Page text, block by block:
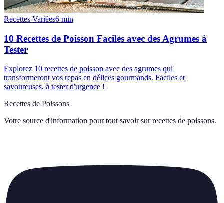
Recettes Variées6 min
10 Recettes de Poisson Faciles avec des Agrumes à
Tester
Explorez 10 recettes de poisson avec des agrumes qui
transformeront vos repas en délices gourmands. Faciles et
savoureuses, à tester d'urgence !
Recettes de Poissons
Votre source d'information pour tout savoir sur recettes de poissons.